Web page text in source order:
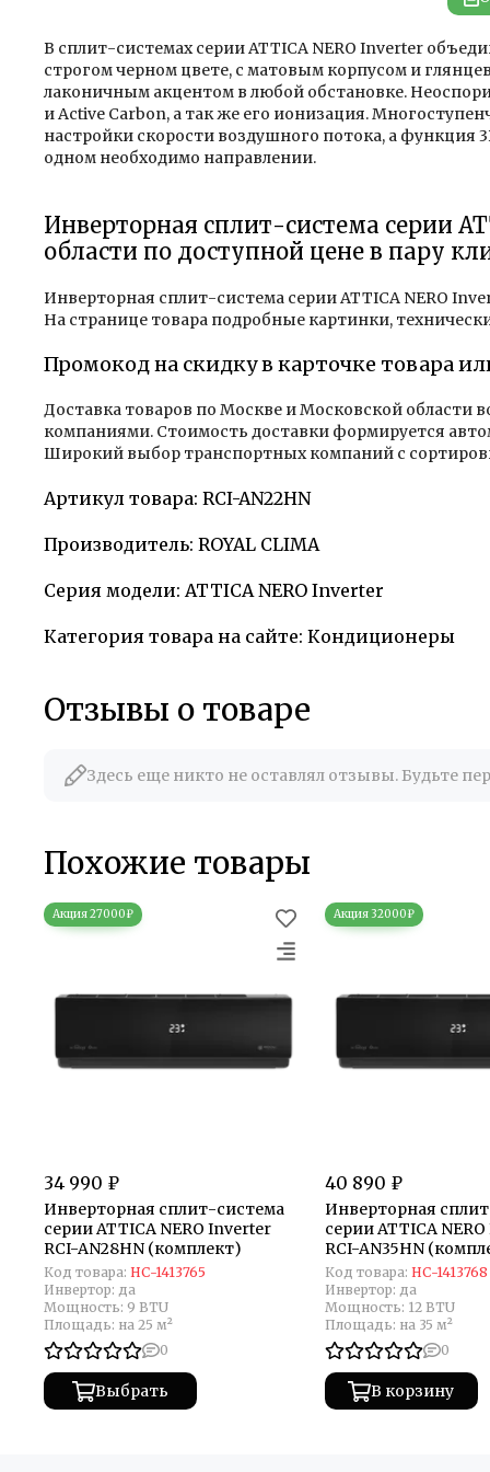
В сплит-системах серии ATTICA NERO Inverter
строгом черном цвете, с матовым корпусом и
лаконичным акцентом в любой обстановке.
и Active Carbon, а так же его ионизация.
настройки скорости воздушного потока, а функция
одном необходимо направлении.
Инверторная сплит-система серии
области по доступной цене в пару
Инверторная сплит-система серии ATTICA NERO
На странице товара подробные картинки,
Промокод на скидку в карточке товара
Доставка товаров по Москве и Московской области
компаниями. Стоимость доставки формируется
Широкий выбор транспортных компаний с
Артикул товара: RCI-AN22HN
Производитель: ROYAL CLIMA
Серия модели: ATTIСA NERO Inverter
Категория товара на сайте: Кондиционеры
Отзывы о товаре
Здесь еще никто не оставлял отзывы. Будьте
Похожие товары
34 990 ₽
Инверторная сплит-система
серии ATTICA NERO Inverter
RCI-AN28HN (комплект)
Код товара: НС-1413765
Инвертор: да
Мощность: 9 BTU
Площадь: на 25 м²
0
Выбрать
40 890 ₽
Инверторная
серии ATTICA
RCI-AN35HN
Код товара: НС-1413768
Инвертор: да
Мощность: 12 BTU
Площадь: на 35 м²
0
В корзину